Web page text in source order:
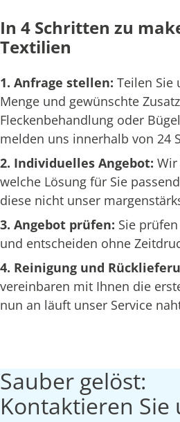
In 4 Schritten zu
Textilien
1. Anfrage stellen: Teilen Sie
Menge und gewünschte
Fleckenbehandlung oder
melden uns innerhalb von 24
2. Individuelles Angebot: Wir
welche Lösung für Sie
diese nicht unser
3. Angebot prüfen: Sie
und entscheiden ohne
4. Reinigung und
vereinbaren mit Ihnen die
nun an läuft unser Service
Sauber gelöst:
Kontaktieren Sie